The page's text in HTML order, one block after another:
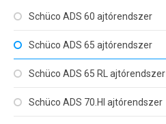
Schüco ADS 60 ajtórendszer
Schüco ADS 65 ajtórendszer
Schüco ADS 65 RL ajtórendszer
Schüco ADS 70.HI ajtórendszer